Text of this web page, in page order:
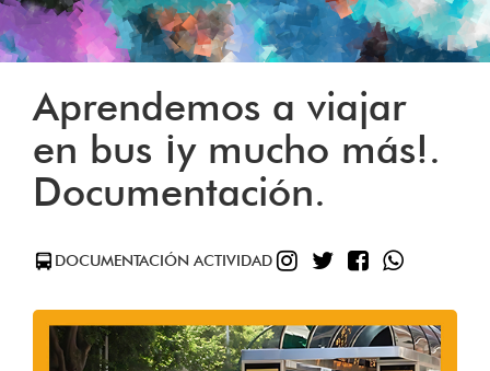
Aprendemos a viajar
en bus ¡y mucho más!.
Documentación.
DOCUMENTACIÓN ACTIVIDAD